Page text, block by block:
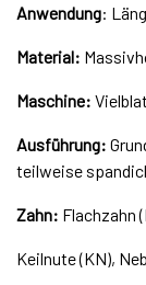
Anwendung:
Material:
Maschine:
Ausführung:
teilweise
Zahn: Flachzahn
Keilnute (KN),